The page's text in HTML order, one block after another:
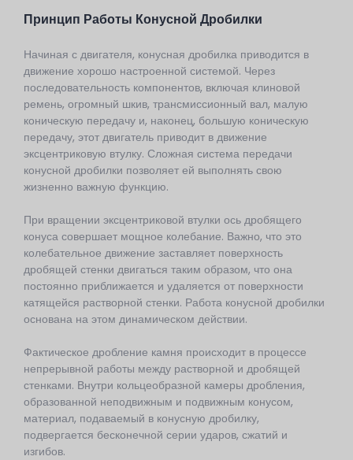
Принцип Работы Конусной Дробилки
Начиная с двигателя, конусная дробилка приводится в
движение хорошо настроенной системой. Через
последовательность компонентов, включая клиновой
ремень, огромный шкив, трансмиссионный вал, малую
коническую передачу и, наконец, большую коническую
передачу, этот двигатель приводит в движение
эксцентриковую втулку. Сложная система передачи
конусной дробилки позволяет ей выполнять свою
жизненно важную функцию.
При вращении эксцентриковой втулки ось дробящего
конуса совершает мощное колебание. Важно, что это
колебательное движение заставляет поверхность
дробящей стенки двигаться таким образом, что она
постоянно приближается и удаляется от поверхности
катящейся растворной стенки. Работа конусной дробилки
основана на этом динамическом действии.
Фактическое дробление камня происходит в процессе
непрерывной работы между растворной и дробящей
стенками. Внутри кольцеобразной камеры дробления,
образованной неподвижным и подвижным конусом,
материал, подаваемый в конусную дробилку,
подвергается бесконечной серии ударов, сжатий и
изгибов.